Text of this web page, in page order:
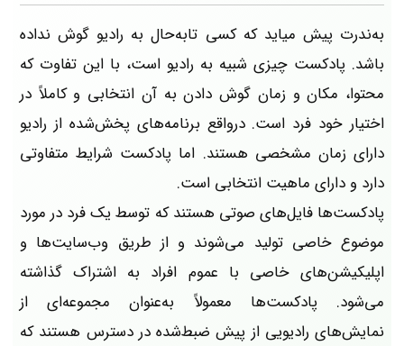
به‌ندرت پیش میاید که کسی تابه‌حال به رادیو گوش نداده
باشد. پادکست چیزی شبیه به رادیو است، با این تفاوت که
محتوا، مکان و زمان گوش دادن به آن انتخابی و کاملاً در
اختیار خود فرد است. درواقع برنامه‌های پخش‌شده از رادیو
دارای زمان مشخصی هستند. اما پادکست شرایط متفاوتی
دارد و دارای ماهیت انتخابی است.
پادکست‌ها فایل‌های صوتی هستند که توسط یک فرد در مورد
موضوع خاصی تولید می‌شوند و از طریق وب‌سایت‌ها و
اپلیکیشن‌های خاصی با عموم افراد به اشتراک گذاشته
می‌شود. پادکست‌ها معمولاً به‌عنوان مجموعه‌ای از
نمایش‌های رادیویی از پیش ضبط‌شده در دسترس هستند که